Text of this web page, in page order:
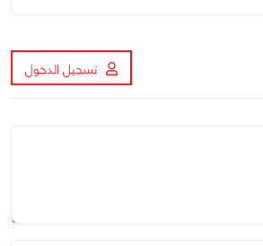
تسجيل الدخول